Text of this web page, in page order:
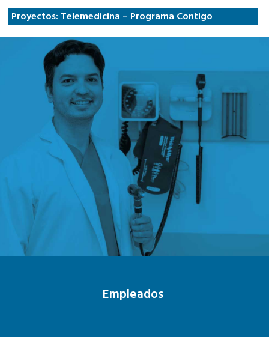
Proyectos: Telemedicina – Programa Contigo
Empleados